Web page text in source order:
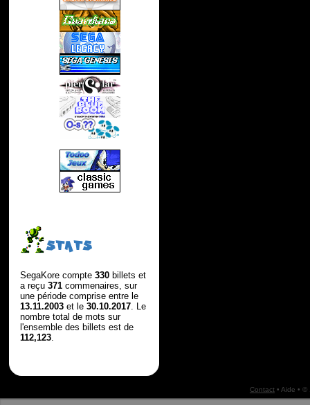
STATS
SegaKore compte 330billets et
a reçu 371commenaires, sur
une période comprise entre le
13.11.2003et le 30.10.2017. Le
nombre total de mots sur
l'ensemble des billets est de
112,123.
Contact• Aide • ©